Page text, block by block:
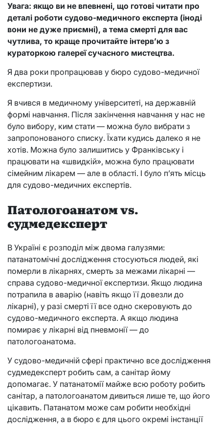
Увага: якщо ви не впевнені, що готові читати про
деталі роботи судово-медичного експерта (іноді
вони не дуже приємні), а тема смерті для вас
чутлива, то краще прочитайте інтерв’ю з
кураторкою галереї сучасного мистецтва.
Я два роки пропрацював у бюро судово-медичної
експертизи.
Я вчився в медичному університеті, на державній
формі навчання. Після закінчення навчання у нас не
було вибору, ким стати — можна було вибрати з
запропонованого списку. Їхати кудись далеко я не
хотів. Можна було залишитись у Франківську і
працювати на «швидкій», можна було працювати
сімейним лікарем — але в області. І було п’ять місць
для судово-медичних експертів.
Патологоанатом vs.
судмедексперт
В Україні є розподіл між двома галузями:
патанатомічні дослідження стосуються людей, які
померли в лікарнях, смерть за межами лікарні —
справа судово-медичної експертизи. Якщо людина
потрапила в аварію (навіть якщо її довезли до
лікарні), у разі смерті її все одно скеровують до
судово-медичного експерта. А якщо людина
помирає у лікарні від пневмонії — до
патологоанатома.
У судово-медичній сфері практично все дослідження
судмедексперт робить сам, а санітар йому
допомагає. У патанатомії майже всю роботу робить
санітар, а патологоанатом дивиться лише те, що його
цікавить. Патанатом може сам робити необхідні
дослідження, а в бюро є для цього окремі інстанції